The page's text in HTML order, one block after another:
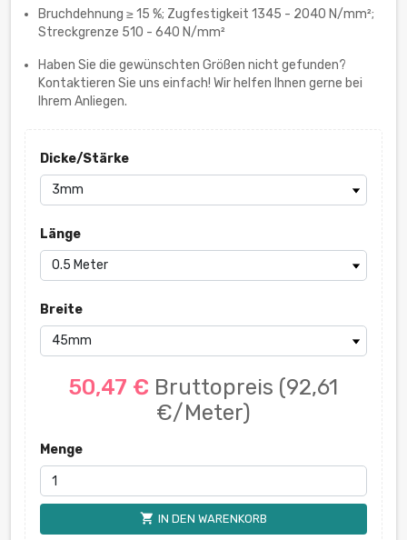
‎Bruchdehnung ≥ 15 %; Zugfestigkeit 1345 - 2040 N/mm²;
Streckgrenze 510 - 640 N/mm²
Haben Sie die gewünschten Größen nicht gefunden?
Kontaktieren Sie uns einfach! Wir helfen Ihnen gerne bei
Ihrem Anliegen.
Dicke/Stärke
Länge
Breite
50,47 € Bruttopreis (92,61
€/Meter)
Menge
shopping_cart IN DEN WARENKORB